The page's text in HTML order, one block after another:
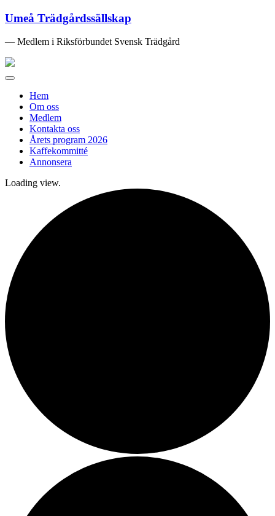
Umeå Trädgårdssällskap
— Medlem i Riksförbundet Svensk Trädgård
Toggle
navigation
Hem
Om oss
Medlem
Kontakta oss
Årets program 2026
Kaffekommitté
Annonsera
Loading view.